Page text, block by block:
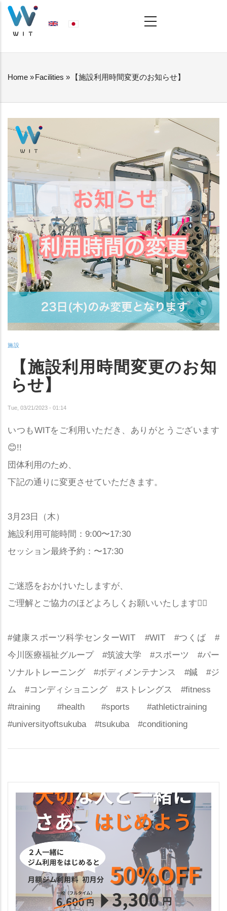
Skip
NAVIGATION
BREADCRUMB
Home »Facilities » 【施設利用時間変更のお知らせ】
施設
【施設利用時間変更のお知
らせ】
Tue, 03/21/2023 - 01:14
いつもWITをご利用いただき、ありがとうございます
😊!!
団体利用のため、
下記の通りに変更させていただきます。
3月23日（木）
施設利用可能時間：9:00〜17:30
セッション最終予約：〜17:30
ご迷惑をおかけいたしますが、
ご理解とご協力のほどよろしくお願いいたします🙇‍♀️
#健康スポーツ科学センターWIT #WIT #つくば #
今川医療福祉グループ #筑波大学 #スポーツ #パー
ソナルトレーニング #ボディメンテナンス #鍼 #ジ
ム #コンディショニング #ストレングス #fitness
#training #health #sports #athletictraining
#universityoftsukuba #tsukuba #conditioning